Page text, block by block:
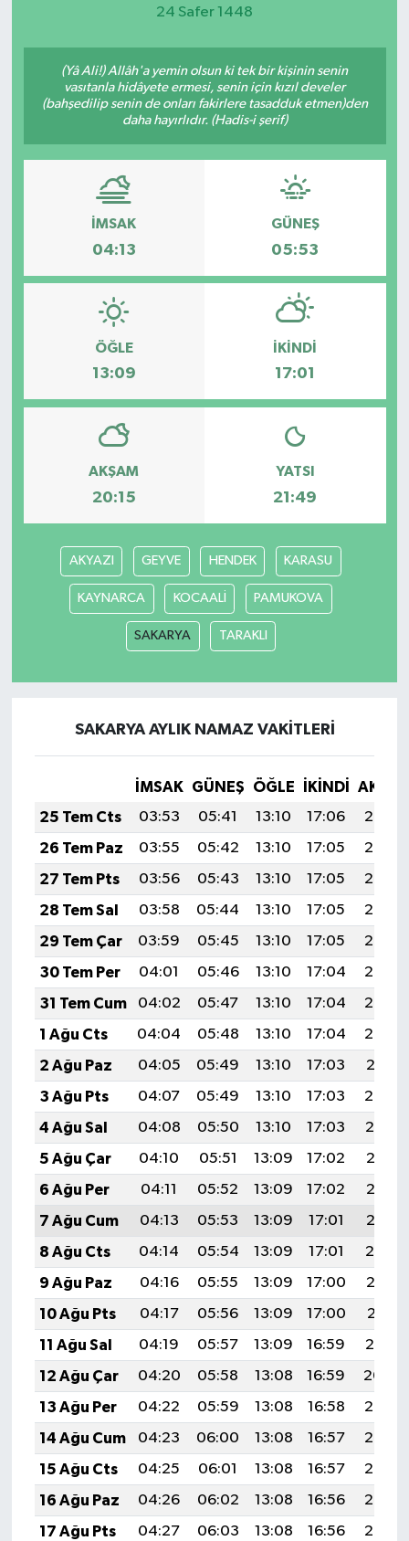
24 Safer 1448
(Yâ Ali!) Allâh'a yemin olsun ki tek bir kişinin senin
vasıtanla hidâyete ermesi, senin için kızıl develer
(bahşedilip senin de onları fakirlere tasadduk etmen)den
daha hayırlıdır. (Hadis-i şerif)
İMSAK
04:13
GÜNEŞ
05:53
ÖĞLE
13:09
İKINDI
17:01
AKŞAM
20:15
YATSI
21:49
AKYAZI GEYVE HENDEK KARASU
KAYNARCA KOCAALİ PAMUKOVA
SAKARYA TARAKLI
SAKARYA AYLIK NAMAZ VAKITLERI
İMSAK GÜNEŞ ÖĞLE İKINDI
25 Tem Cts
03:53 05:41 13:10 17:06
20:29
26 Tem Paz
03:55 05:42 13:10 17:05
20:28
27 Tem Pts
03:56 05:43 13:10 17:05
20:27
28 Tem Sal
03:58 05:44 13:10 17:05
20:26
29 Tem Çar
03:59 05:45 13:10 17:05
20:25
30 Tem Per
04:01 05:46 13:10 17:04
20:24
31 Tem Cum
04:02 05:47 13:10 17:04
20:23
1 Ağu Cts
04:04 05:48 13:10 17:04
20:22
2 Ağu Paz
04:05 05:49 13:10 17:03
20:21
3 Ağu Pts
04:07 05:49 13:10 17:03
20:20
4 Ağu Sal
04:08 05:50 13:10 17:03
20:19
5 Ağu Çar
04:10 05:51 13:09 17:02
20:17
6 Ağu Per
04:11 05:52 13:09 17:02
20:16
7 Ağu Cum
04:13 05:53 13:09 17:01
20:15
8 Ağu Cts
04:14 05:54 13:09 17:01
20:14
9 Ağu Paz
04:16 05:55 13:09 17:00
20:13
10 Ağu Pts
04:17 05:56 13:09 17:00
20:11
11 Ağu Sal
04:19 05:57 13:09 16:59
20:10
12 Ağu Çar
04:20 05:58 13:08 16:59
20:09
13 Ağu Per
04:22 05:59 13:08 16:58
20:07
14 Ağu Cum
04:23 06:00 13:08 16:57
20:06
15 Ağu Cts
04:25 06:01 13:08 16:57
20:05
16 Ağu Paz
04:26 06:02 13:08 16:56
20:03
17 Ağu Pts
04:27 06:03 13:08 16:56
20:02
Etkinlikler